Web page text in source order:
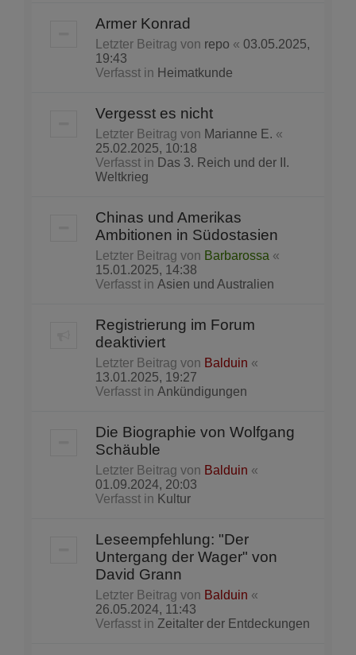
Armer Konrad
Letzter Beitrag von repo « 03.05.2025,
19:43
Verfasst in Heimatkunde
Vergesst es nicht
Letzter Beitrag von Marianne E. «
25.02.2025, 10:18
Verfasst in Das 3. Reich und der II.
Weltkrieg
Chinas und Amerikas
Ambitionen in Südostasien
Letzter Beitrag von Barbarossa «
15.01.2025, 14:38
Verfasst in Asien und Australien
Registrierung im Forum
deaktiviert
Letzter Beitrag von Balduin «
13.01.2025, 19:27
Verfasst in Ankündigungen
Die Biographie von Wolfgang
Schäuble
Letzter Beitrag von Balduin «
01.09.2024, 20:03
Verfasst in Kultur
Leseempfehlung: "Der
Untergang der Wager" von
David Grann
Letzter Beitrag von Balduin «
26.05.2024, 11:43
Verfasst in Zeitalter der Entdeckungen